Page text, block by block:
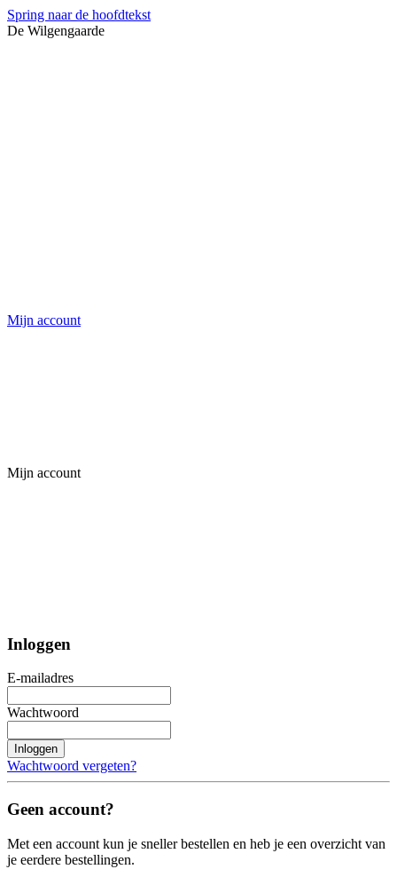
Spring naar de hoofdtekst
De Wilgengaarde
Mijn account
Mijn account
Inloggen
E-mailadres
Wachtwoord
Inloggen
Wachtwoord vergeten?
Geen account?
Met een account kun je sneller bestellen en heb je een overzicht van
je eerdere bestellingen.